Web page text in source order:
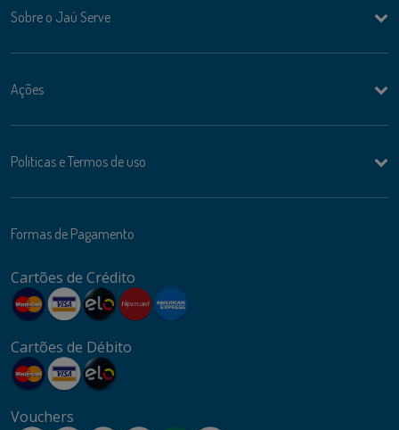
Sobre o Jaú Serve
Ações
Politicas e Termos de uso
Formas de Pagamento
Cartões de Crédito
Cartões de Débito
Vouchers